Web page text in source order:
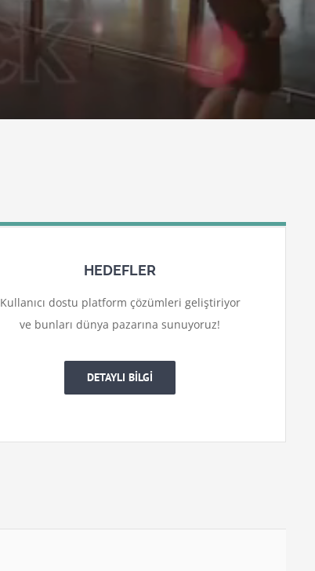
HEDEFLER
Kullanıcı dostu platform çözümleri geliştiriyor
ve bunları dünya pazarına sunuyoruz!
DETAYLI BİLGİ